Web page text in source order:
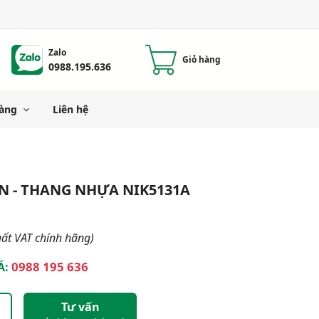
Zalo
0988.195.636 Giỏ hàng
Liên hệ
- THANG NHỰA NIK5131A
VAT chính hãng)
0988 195 636
Tư vấn